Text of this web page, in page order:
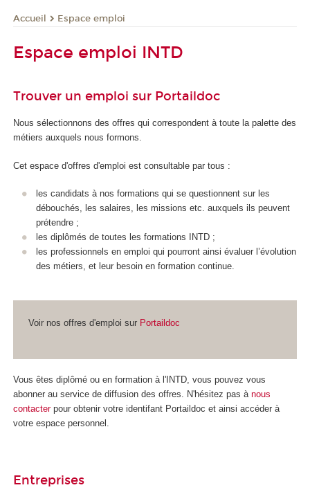
Accueil Espace emploi
Espace emploi INTD
Trouver un emploi sur Portaildoc
Nous sélectionnons des offres qui correspondent à toute la palette des
métiers auxquels nous formons.
Cet espace d'offres d'emploi est consultable par tous :
les candidats à nos formations qui se questionnent sur les
débouchés, les salaires, les missions etc. auxquels ils peuvent
prétendre ;
les diplômés de toutes les formations INTD ;
les professionnels en emploi qui pourront ainsi évaluer l’évolution
des métiers, et leur besoin en formation continue.
Voir nos offres d'emploi sur Portaildoc
Vous êtes diplômé ou en formation à l'INTD, vous pouvez vous
abonner au service de diffusion des offres. N'hésitez pas à nous
contacterpour obtenir votre identifant Portaildoc et ainsi accéder à
votre espace personnel.
Entreprises